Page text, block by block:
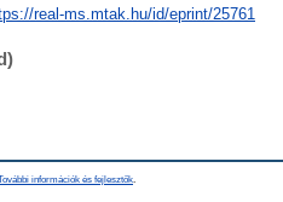
real-ms.mtak.hu/id/eprint/25761
információk és fejlesztők